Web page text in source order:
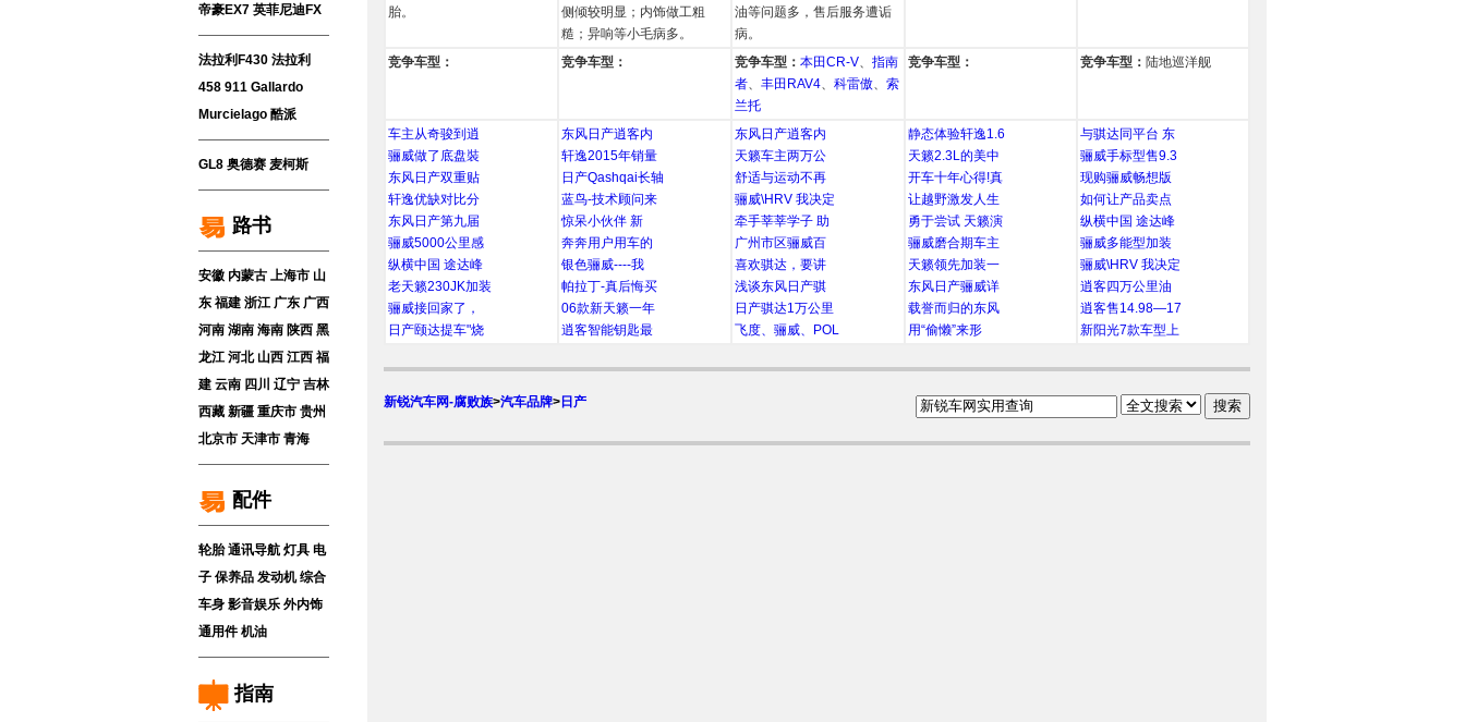
帝豪EX7 英菲尼迪FX
法拉利F430 法拉利
458 911 Gallardo
Murcielago 酷派
GL8 奥德赛 麦柯斯
路书
安徽 内蒙古 上海市 山
东 福建 浙江 广东 广西
河南 湖南 海南 陕西 黑
龙江 河北 山西 江西 福
建 云南 四川 辽宁 吉林
西藏 新疆 重庆市 贵州
北京市 天津市 青海
配件
轮胎 通讯导航 灯具 电
子 保养品 发动机 综合
车身 影音娱乐 外内饰
通用件 机油
指南
胎。
侧倾较明显；内饰做工粗
糙；异响等小毛病多。
油等问题多，售后服务遭诟
病。
竞争车型： 竞争车型： 竞争车型： 本田CR-V、 指南
者、 丰田RAV4、 科雷傲、 索
兰托
竞争车型： 竞争车型： 陆地巡洋舰
车主从奇骏到逍
骊威做了底盘裝
东风日产双重贴
轩逸优缺对比分
东风日产第九届
骊威5000公里感
纵横中国 途达峰
老天籁230JK加装
骊威接回家了，
日产颐达提车"烧
东风日产逍客内
轩逸2015年销量
日产Qashqai长轴
蓝鸟-技术顾问来
惊呆小伙伴 新
奔奔用户用车的
银色骊威----我
帕拉丁-真后悔买
06款新天籁一年
逍客智能钥匙最
东风日产逍客内
天籁车主两万公
舒适与运动不再
骊威\HRV 我决定
牵手莘莘学子 助
广州市区骊威百
喜欢骐达，要讲
浅谈东风日产骐
日产骐达1万公里
飞度、骊威、POL
静态体验轩逸1.6
天籁2.3L的美中
开车十年心得!真
让越野激发人生
勇于尝试 天籁演
骊威磨合期车主
天籁领先加装一
东风日产骊威详
载誉而归的东风
用“偷懒”来形
与骐达同平台 东
骊威手标型售9.3
现购骊威畅想版
如何让产品卖点
纵横中国 途达峰
骊威多能型加装
骊威\HRV 我决定
逍客四万公里油
逍客售14.98—17
新阳光7款车型上
新锐汽车网-腐败族>汽车品牌> 日产